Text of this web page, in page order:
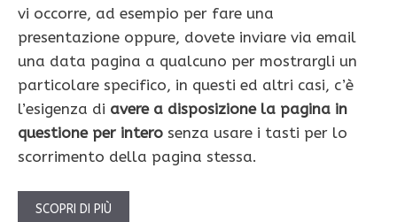
vi occorre, ad esempio per fare una
presentazione oppure, dovete inviare via email
una data pagina a qualcuno per mostrargli un
particolare specifico, in questi ed altri casi, c’è
l’esigenza di avere a disposizione la pagina in
questione per intero senza usare i tasti per lo
scorrimento della pagina stessa.
SCOPRI DI PIÙ